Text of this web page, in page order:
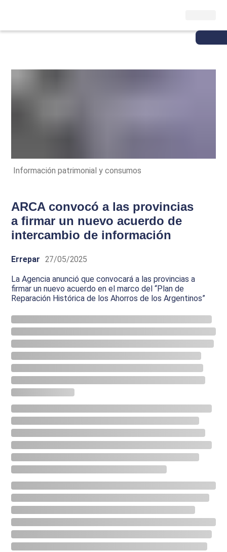
Información patrimonial y consumos
ARCA convocó a las provincias
a firmar un nuevo acuerdo de
intercambio de información
Errepar 27/05/2025
La Agencia anunció que convocará a las provincias a
firmar un nuevo acuerdo en el marco del “Plan de
Reparación Histórica de los Ahorros de los Argentinos”